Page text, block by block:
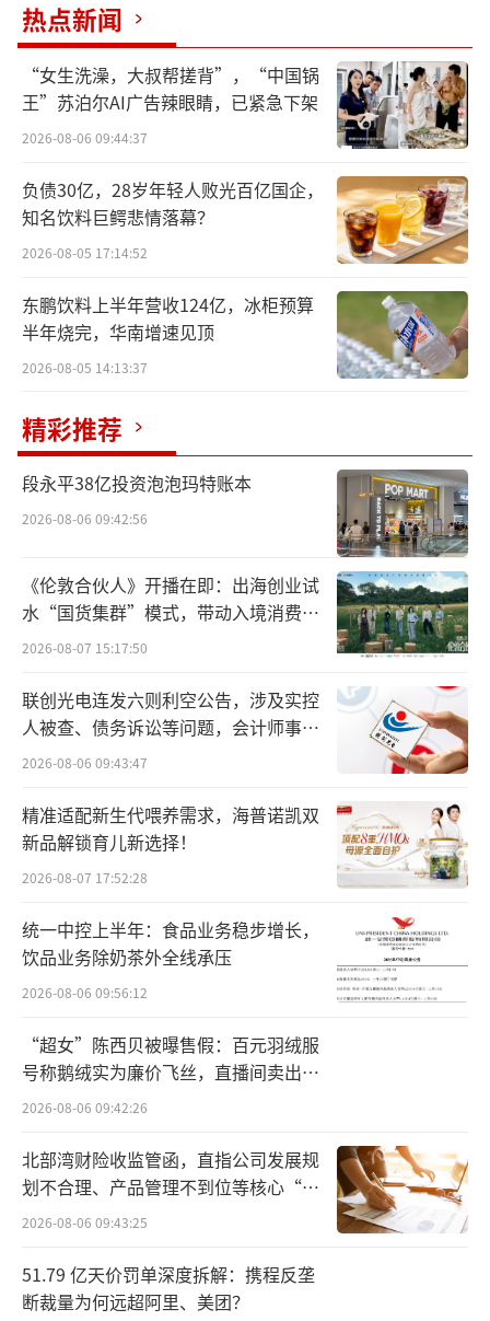
告显示，2025年度业绩预亏，主要系主要原料
采购价格上涨及市场投入增加影响。
报告期内，因主要原料市场采购价格上
涨，导致主营业务产品毛利率下降，本期实现
的毛利额同比减少约8300万元；同时，根据市
场竞争加剧等经营形势变化及新产品上市需
要，公司本期增加市场促销活动并加大新产品
宣传推广力度，致使销售费用支出比上年度增
加约2500万元。
此外，公司出口产品受关税政策影响，导
致出口业务经营亏损约800万元，而上期该项业
务实现净利润420多万元，同比有较大降幅。
基于谨慎性原则，根据《企业会计准则第8
号——资产减值》及相关会计政策规定，本期计
提减值准备较上年增加约1900万元。
另外，本报告期非经常性损益对归属于上
市公司股东的净利润影响约为负1700万元，主
要原因是公司本期处置部分资产产生的损失，
而上期非经常性损益为1000多万元。
事实上，黑芝麻的业绩压力已经持续多
年。
2021年-2024年，黑芝麻营收分别为40.25
亿元、30.16亿元、26.77亿元、24.65亿元，四
年间营收规模持续下降。而同期归母净利润分
别为-1.09亿元、-1.4亿元、0.43亿元、0.78亿
元，虽然2023年扭亏为盈但主要得益于成本管
控和减值计提减少而非主业根本改善。
业绩颓势的根源并非短期经营失误，而是
长期战略定位摇摆、产品与品牌创新不足、多
元化资源错配的多重挤压。
黑芝麻的营收长期依赖传统冲饮芝麻糊单
热点新闻
“女生洗澡，大叔帮搓背”，“中国锅
王”苏泊尔AI广告辣眼睛，已紧急下架
2026-08-06 09:44:37
负债30亿，28岁年轻人败光百亿国企，
知名饮料巨鳄悲情落幕？
2026-08-05 17:14:52
东鹏饮料上半年营收124亿，冰柜预算
半年烧完，华南增速见顶
2026-08-05 14:13:37
精彩推荐
段永平38亿投资泡泡玛特账本
2026-08-06 09:42:56
《伦敦合伙人》开播在即：出海创业试
水“国货集群”模式，带动入境消费反
向种草
2026-08-07 15:17:50
联创光电连发六则利空公告，涉及实控
人被查、债务诉讼等问题，会计师事务
所曾出具“保留意见”
2026-08-06 09:43:47
精准适配新生代喂养需求，海普诺凯双
新品解锁育儿新选择！
2026-08-07 17:52:28
统一中控上半年：食品业务稳步增长，
饮品业务除奶茶外全线承压
2026-08-06 09:56:12
“超女”陈西贝被曝售假：百元羽绒服
号称鹅绒实为廉价飞丝，直播间卖出超
百万元
2026-08-06 09:42:26
北部湾财险收监管函，直指公司发展规
划不合理、产品管理不到位等核心“痛
点”
2026-08-06 09:43:25
51.79 亿天价罚单深度拆解：携程反垄
断裁量为何远超阿里、美团？